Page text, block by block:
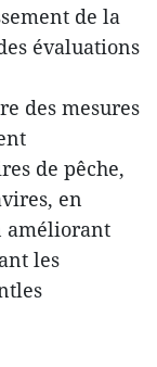
de la
évaluations
des mesures
de pêche,
en
améliorant
les